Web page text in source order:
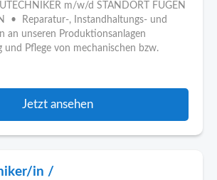
m/w/d STANDORT FÜGEN
• Reparatur-, Instandhaltungs- und
an unseren Produktionsanlagen
Pflege von mechanischen bzw.
Jetzt ansehen
in /